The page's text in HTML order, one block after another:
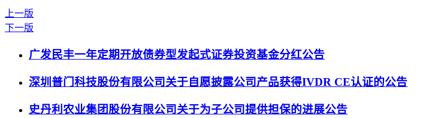
上一版
下一版
广发民丰一年定期开放债券型发起式证券投资基金分红公告
深圳普门科技股份有限公司关于自愿披露公司产品获得IVDR CE认证的公告
史丹利农业集团股份有限公司关于为子公司提供担保的进展公告